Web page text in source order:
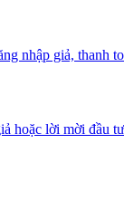
nhập giả, thanh
hoặc lời mời đầu tư